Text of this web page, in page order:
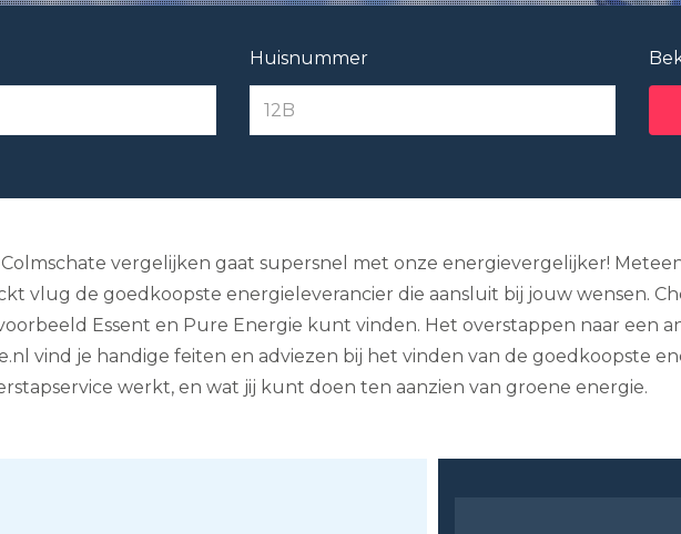
Huisnummer
vergelijken gaat supersnel met onze energievergelijker!
vlug de goedkoopste energieleverancier die aansluit bij jouw wensen.
Essent en Pure Energie kunt vinden. Het overstappen naar een
vind je handige feiten en adviezen bij het vinden van de goedkoopste
werkt, en wat jij kunt doen ten aanzien van groene energie.